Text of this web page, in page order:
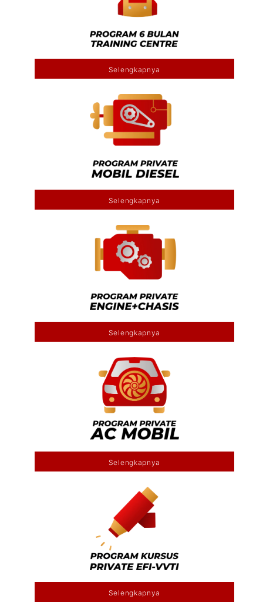
Selengkapnya
Selengkapnya
Selengkapnya
Selengkapnya
Selengkapnya